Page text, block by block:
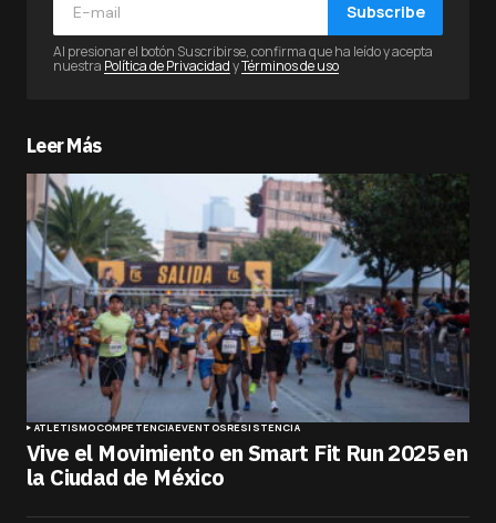
Subscribe
Al presionar el botón Suscribirse, confirma que ha leído y acepta
nuestra Política de PrivacidadyTérminos de uso
Leer Más
ATLETISMOCOMPETENCIAEVENTOSRESISTENCIA
Vive el Movimiento en Smart Fit Run 2025 en
la Ciudad de México